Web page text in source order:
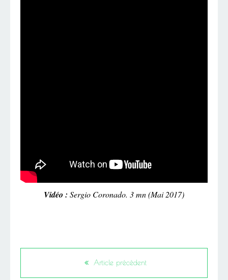
Vidéo : Sergio Coronado. 3 mn (Mai 2017)
Article précédent